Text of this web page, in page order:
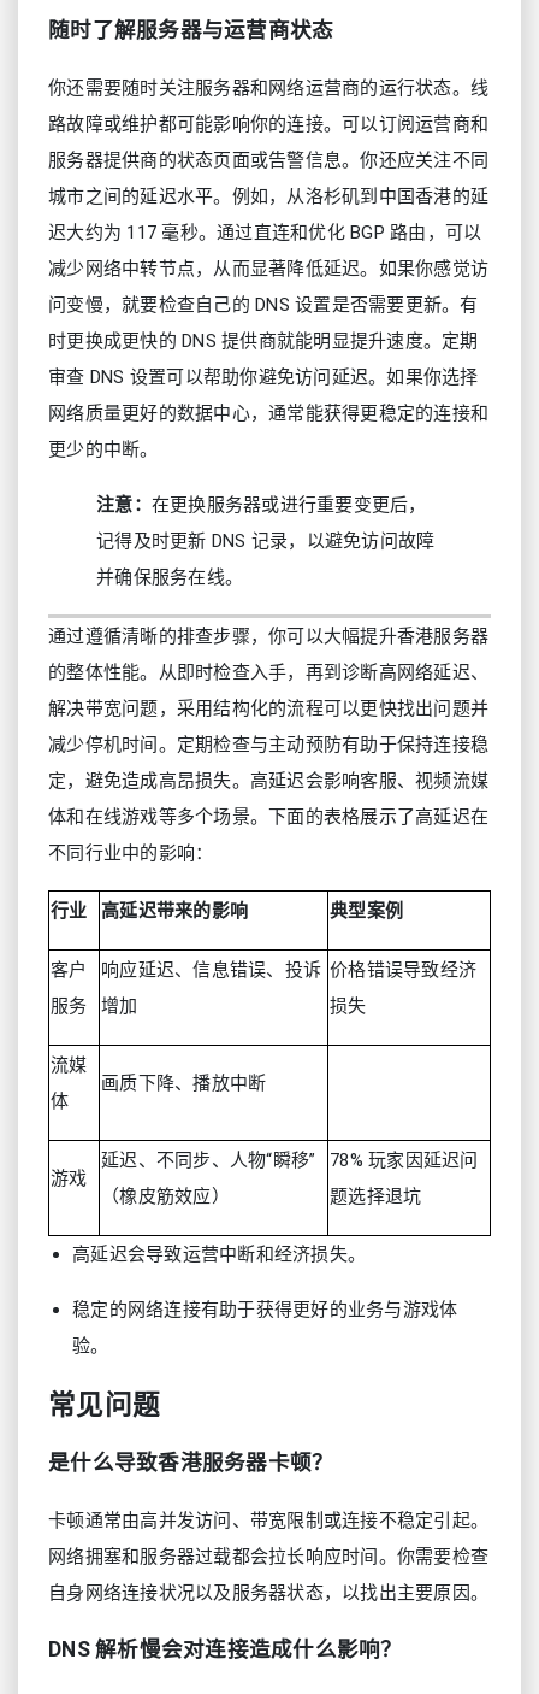
随时了解服务器与运营商状态
你还需要随时关注服务器和网络运营商的运行状态。线
路故障或维护都可能影响你的连接。可以订阅运营商和
服务器提供商的状态页面或告警信息。你还应关注不同
城市之间的延迟水平。例如，从洛杉矶到中国香港的延
迟大约为 117 毫秒。通过直连和优化 BGP 路由，可以
减少网络中转节点，从而显著降低延迟。如果你感觉访
问变慢，就要检查自己的 DNS 设置是否需要更新。有
时更换成更快的 DNS 提供商就能明显提升速度。定期
审查 DNS 设置可以帮助你避免访问延迟。如果你选择
网络质量更好的数据中心，通常能获得更稳定的连接和
更少的中断。
注意： 在更换服务器或进行重要变更后，
记得及时更新 DNS 记录，以避免访问故障
并确保服务在线。
通过遵循清晰的排查步骤，你可以大幅提升香港服务器
的整体性能。从即时检查入手，再到诊断高网络延迟、
解决带宽问题，采用结构化的流程可以更快找出问题并
减少停机时间。定期检查与主动预防有助于保持连接稳
定，避免造成高昂损失。高延迟会影响客服、视频流媒
体和在线游戏等多个场景。下面的表格展示了高延迟在
不同行业中的影响：
行业 高延迟带来的影响 典型案例
客户
服务
响应延迟、信息错误、投诉
增加
价格错误导致经济
损失
流媒
体
画质下降、播放中断
游戏
延迟、不同步、人物“瞬移”
（橡皮筋效应）
78% 玩家因延迟问
题选择退坑
高延迟会导致运营中断和经济损失。
稳定的网络连接有助于获得更好的业务与游戏体
验。
常见问题
是什么导致香港服务器卡顿？
卡顿通常由高并发访问、带宽限制或连接不稳定引起。
网络拥塞和服务器过载都会拉长响应时间。你需要检查
自身网络连接状况以及服务器状态，以找出主要原因。
DNS 解析慢会对连接造成什么影响？